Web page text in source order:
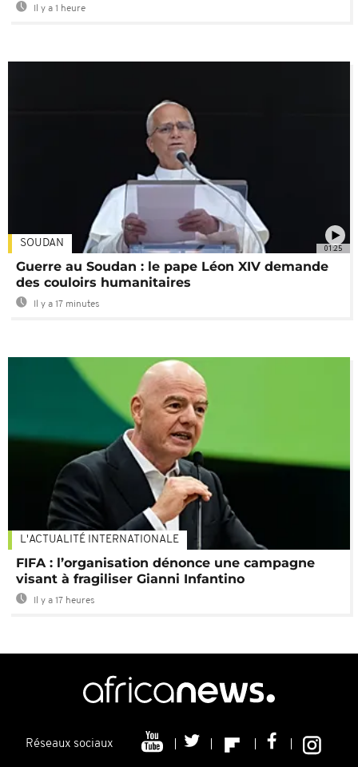
Il y a 1 heure
01:25
SOUDAN
Guerre au Soudan : le pape Léon XIV demande
des couloirs humanitaires
Il y a 17 minutes
L'ACTUALITÉ INTERNATIONALE
FIFA : l’organisation dénonce une campagne
visant à fragiliser Gianni Infantino
Il y a 17 heures
Réseaux sociaux